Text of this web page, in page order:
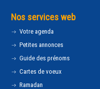
Nos services web
Votre agenda
Petites annonces
Guide des prénoms
Cartes de voeux
Ramadan